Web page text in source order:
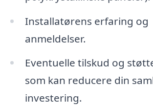
Installatørens erfaring og
anmeldelser.
Eventuelle tilskud og
som kan reducere din
investering.